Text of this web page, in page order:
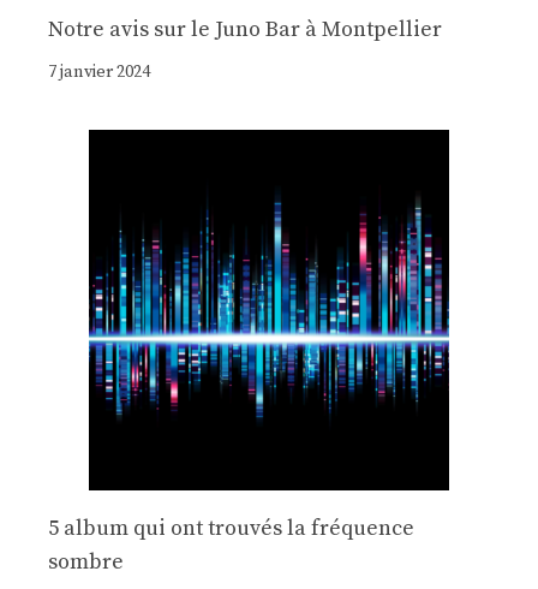
Notre avis sur le Juno Bar à Montpellier
7 janvier 2024
5 album qui ont trouvés la fréquence
sombre